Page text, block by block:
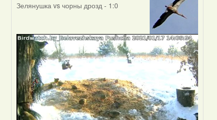
In
by
Peregrinus
Зелянушка vs чорны дрозд - 1:0